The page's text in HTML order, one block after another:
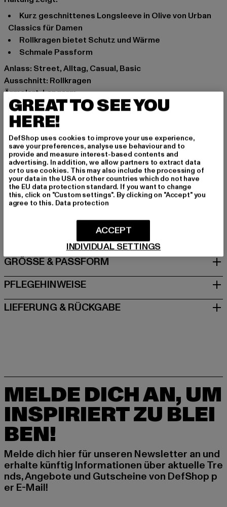
Kurz geschnittenes Longsleeve in Olive von Urban
Classics für Damen
Rollkragen bietet Schutz und Wärme
Schmale Passform
Anlass: Street, Alltag, Casual, Basic
Ausschnitt: Rollkragen
Ärmelart: Langarm
Marke: Urban Classics
Kat.: Longsleeves
Farbe: olive
Hersteller Farbe: tiniolive
Materialzusammensetzung: 95% Baumwolle, 5%
Elasthan
Art.Nr: TB4749-03057
Hersteller: TB International GmbH |
info@tbint.de
GRÖSSE & PASSFORM
PFLEGEHINWEISE
LIEFERUNG & RÜCKGABE
MELDE DICH AN, UM
INSPIRIERT ZU BLEI
BEN!
Melde dich hier für unseren Newsletter an und
erhalte künftig Informationen über aktuelle Tre
nds, Angebote und Gutscheine von DefShop p
er E-Mail!
GREAT TO SEE YOU
HERE!
DefShop uses cookies to improve your use experience,
save your preferences, analyse use behaviour and to
provide and measure interest-based contents and
advertising. In addition, we allow partners to extract data
or to use cookies. This may also include the processing of
your data in the USA or other countries which do not have
the EU data protection standard. If you want to change
this, click on "Custom settings". By clicking on "Accept" you
agree to this. Data protection
INDIVIDUAL SETTINGS
ACCEPT